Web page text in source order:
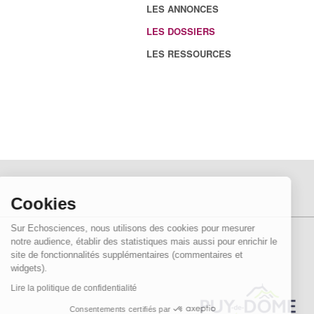
Cookies
Sur Echosciences, nous utilisons des cookies pour mesurer
notre audience, établir des statistiques mais aussi pour enrichir le
site de fonctionnalités supplémentaires (commentaires et
widgets).
Lire la politique de confidentialité
Consentements certifiés par
LES ANNONCES
LES DOSSIERS
LES RESSOURCES